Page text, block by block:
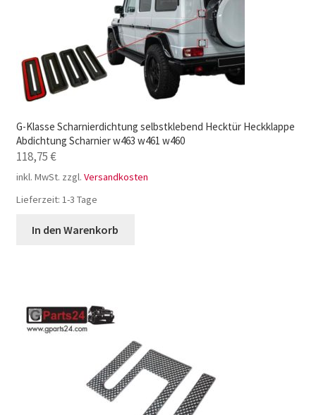
G-Klasse Scharnierdichtung selbstklebend Hecktür Heckklappe
Abdichtung Scharnier w463 w461 w460
118,75€
inkl. MwSt. zzgl. Versandkosten
Lieferzeit: 1-3 Tage
In den Warenkorb